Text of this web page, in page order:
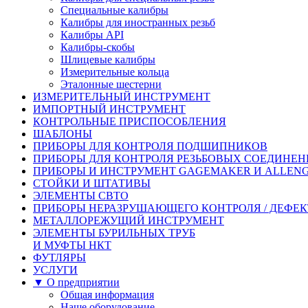
Специальные калибры
Калибры для иностранных резьб
Калибры API
Калибры-скобы
Шлицевые калибры
Измерительные кольца
Эталонные шестерни
ИЗМЕРИТЕЛЬНЫЙ ИНСТРУМЕНТ
ИМПОРТНЫЙ ИНСТРУМЕНТ
КОНТРОЛЬНЫЕ ПРИСПОСОБЛЕНИЯ
ШАБЛОНЫ
ПРИБОРЫ ДЛЯ КОНТРОЛЯ ПОДШИПНИКОВ
ПРИБОРЫ ДЛЯ КОНТРОЛЯ РЕЗЬБОВЫХ
ПРИБОРЫ И ИНСТРУМЕНТ GAGEMAKER И
СТОЙКИ И ШТАТИВЫ
ЭЛЕМЕНТЫ СВТО
ПРИБОРЫ НЕРАЗРУШАЮЩЕГО КОНТРОЛЯ /
МЕТАЛЛОРЕЖУЩИЙ ИНСТРУМЕНТ
ЭЛЕМЕНТЫ БУРИЛЬНЫХ ТРУБ
И МУФТЫ НКТ
ФУТЛЯРЫ
УСЛУГИ
▼ О предприятии
Общая информация